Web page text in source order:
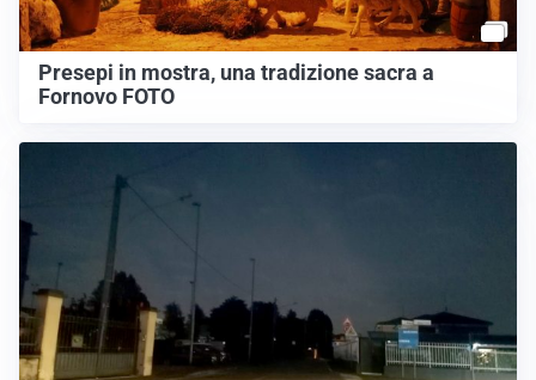
Presepi in mostra, una tradizione sacra a
Fornovo FOTO